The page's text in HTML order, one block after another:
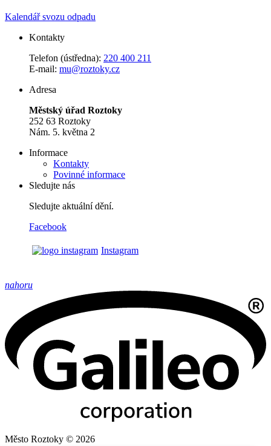
Kalendář svozu odpadu
Kontakty
Telefon (ústředna): 220 400 211
E-mail: mu@roztoky.cz
Adresa
Městský úřad Roztoky
252 63 Roztoky
Nám. 5. května 2
Informace
Kontakty
Povinné informace
Sledujte nás
Sledujte aktuální dění.
Facebook
Instagram
nahoru
Město Roztoky © 2026